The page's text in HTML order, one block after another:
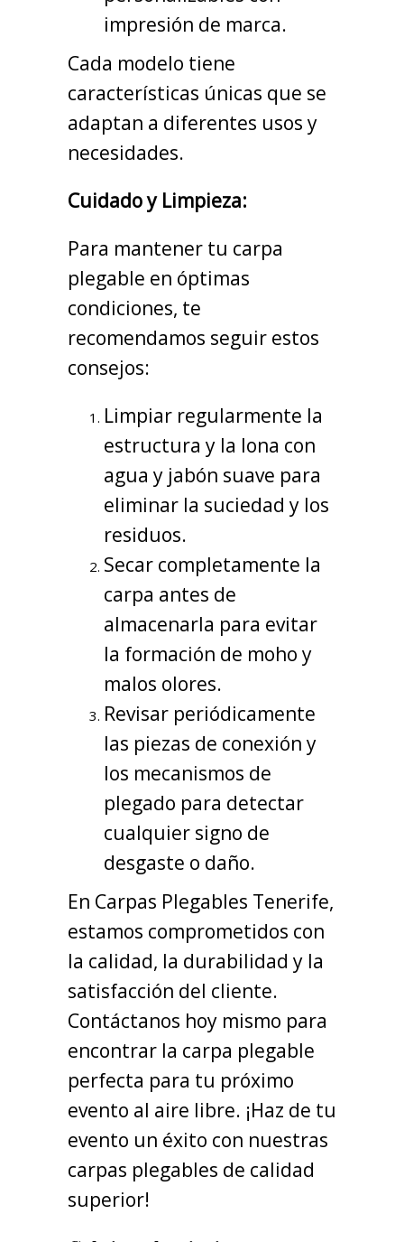
impresión de marca.
Cada modelo tiene
características únicas que se
adaptan a diferentes usos y
necesidades.
Cuidado y Limpieza:
Para mantener tu carpa
plegable en óptimas
condiciones, te
recomendamos seguir estos
consejos:
Limpiar regularmente la
estructura y la lona con
agua y jabón suave para
eliminar la suciedad y los
residuos.
Secar completamente la
carpa antes de
almacenarla para evitar
la formación de moho y
malos olores.
Revisar periódicamente
las piezas de conexión y
los mecanismos de
plegado para detectar
cualquier signo de
desgaste o daño.
En Carpas Plegables Tenerife,
estamos comprometidos con
la calidad, la durabilidad y la
satisfacción del cliente.
Contáctanos hoy mismo para
encontrar la carpa plegable
perfecta para tu próximo
evento al aire libre. ¡Haz de tu
evento un éxito con nuestras
carpas plegables de calidad
superior!